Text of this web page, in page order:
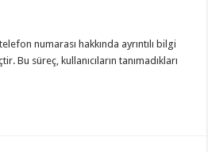
numarası hakkında ayrıntılı bilgi
Bu süreç, kullanıcıların tanımadıkları